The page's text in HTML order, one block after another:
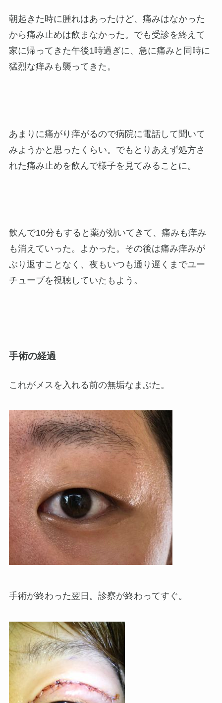
朝起きた時に腫れはあったけど、痛みはなかった
から痛み止めは飲まなかった。でも受診を終えて
家に帰ってきた午後1時過ぎに、急に痛みと同時に
猛烈な痒みも襲ってきた。
あまりに痛がり痒がるので病院に電話して聞いて
みようかと思ったくらい。でもとりあえず処方さ
れた痛み止めを飲んで様子を見てみることに。
飲んで10分もすると薬が効いてきて、痛みも痒み
も消えていった。よかった。その後は痛み痒みが
ぶり返すことなく、夜もいつも通り遅くまでユー
チューブを視聴していたもよう。
手術の経過
これがメスを入れる前の無垢なまぶた。
手術が終わった翌日。診察が終わってすぐ。